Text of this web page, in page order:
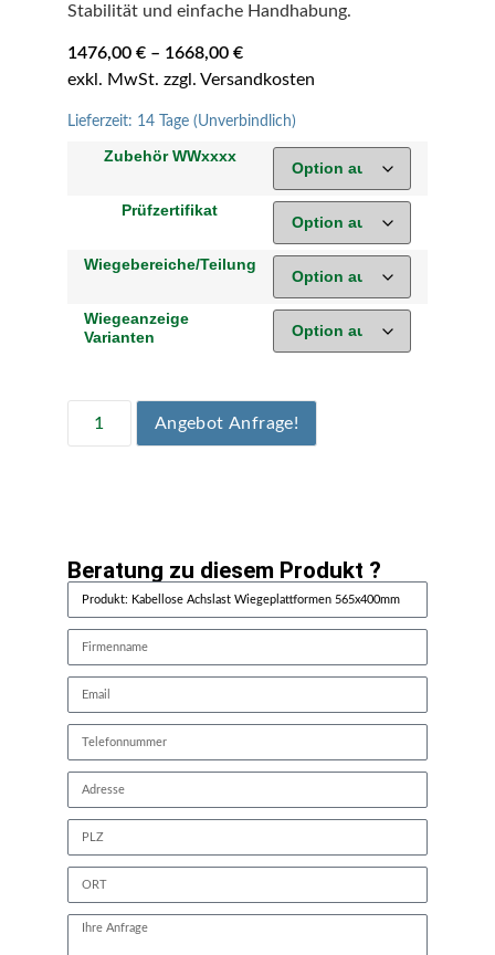
Stabilität und einfache Handhabung.
1476,00 €– 1668,00 €
Lieferzeit: 14 Tage (Unverbindlich)
Zubehör WWxxxx
Prüfzertifikat
Wiegebereiche/Teilung
Wiegeanzeige
Varianten
Angebot Anfrage!
Beratung zu diesem Produkt ?